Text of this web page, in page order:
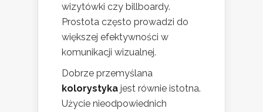
wizytówki czy billboardy.
Prostota często prowadzi do
większej efektywności w
komunikacji wizualnej.
Dobrze przemyślana
kolorystyka jest równie istotna.
Użycie nieodpowiednich